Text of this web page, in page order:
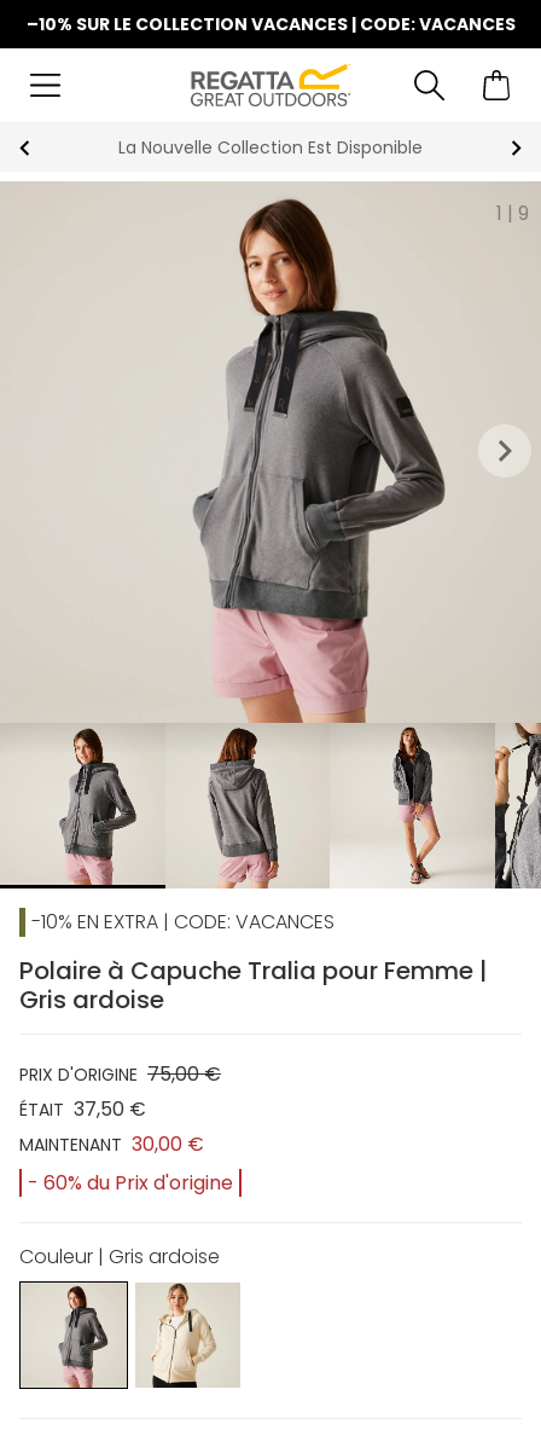
–10% SUR LE COLLECTION VACANCES | CODE: VACANCES
La Nouvelle Collection Est Disponible
1 | 9
keyboard_arrow_right
chevron_right
-10% EN EXTRA | CODE: VACANCES
Polaire à Capuche Tralia pour Femme |
Gris ardoise
PRIX D'ORIGINE 75,00 €
ÉTAIT 37,50 €
MAINTENANT 30,00 €
- 60% du Prix d'origine
Couleur | Gris ardoise